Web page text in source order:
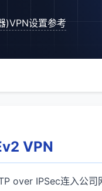
)VPN设置参考
VPN
over IPSec连入公